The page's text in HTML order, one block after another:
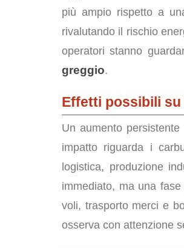
più ampio rispetto a
rivalutando il rischio
operatori stanno
greggio.
Effetti possibili
Un aumento persistente
impatto riguarda i
logistica, produzione
immediato, ma una
voli, trasporto merci e
osserva con attenzione